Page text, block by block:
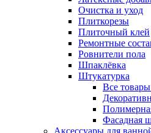
Очистка и уход
Плиткорезы
Плиточный клей
Ремонтные
Ровнители пола
Шпаклёвка
Штукатурка
Все
Фасадная
Аксессуары для